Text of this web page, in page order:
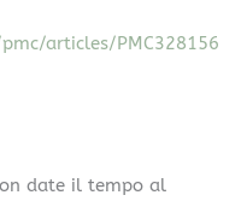
articles/PMC328156
date il tempo al